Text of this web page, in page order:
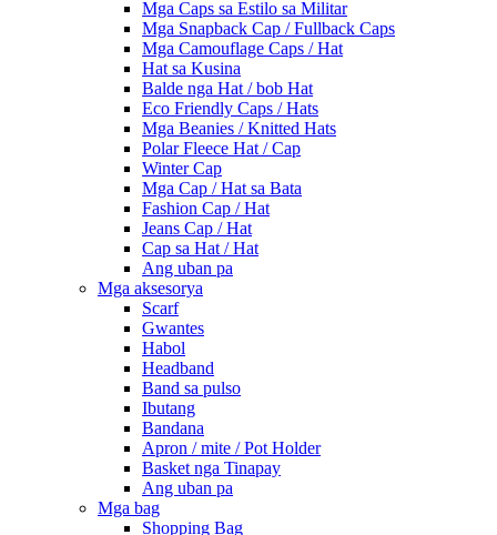
Mga Caps sa Estilo sa Militar
Mga Snapback Cap / Fullback Caps
Mga Camouflage Caps / Hat
Hat sa Kusina
Balde nga Hat / bob Hat
Eco Friendly Caps / Hats
Mga Beanies / Knitted Hats
Polar Fleece Hat / Cap
Winter Cap
Mga Cap / Hat sa Bata
Fashion Cap / Hat
Jeans Cap / Hat
Cap sa Hat / Hat
Ang uban pa
Mga aksesorya
Scarf
Gwantes
Habol
Headband
Band sa pulso
Ibutang
Bandana
Apron / mite / Pot Holder
Basket nga Tinapay
Ang uban pa
Mga bag
Shopping Bag